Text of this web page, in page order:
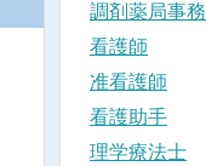
調剤薬局事務
看護師
准看護師
看護助手
理学療法士